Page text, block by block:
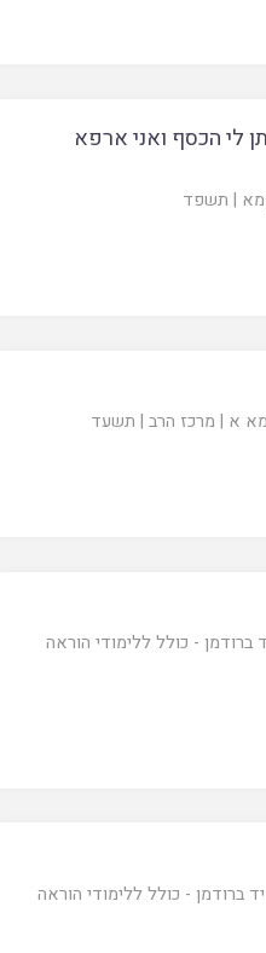
לי הכסף ואני ארפא
| תשפד
א | מרכז הרב | תשעד
ברודמן - כולל ללימודי הוראה
יד ברודמן - כולל ללימודי הוראה